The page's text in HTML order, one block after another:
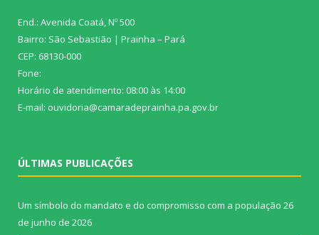
End.: Avenida Coatá, Nº 500
Bairro: São Sebastião | Prainha – Pará
CEP: 68130-000
Fone:
Horário de atendimento: 08:00 às 14:00
E-mail: ouvidoria@camaradeprainha.pa.gov.br
ÚLTIMAS PUBLICAÇÕES
Um símbolo do mandato e do compromisso com a população 26
de junho de 2026